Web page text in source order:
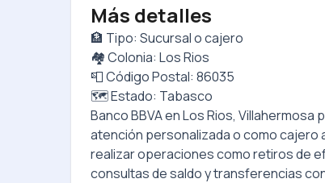
Más detalles
🏦 Tipo: Sucursal o cajero
🏘️ Colonia: Los Rios
📮 Código Postal: 86035
🗺️ Estado: Tabasco
Banco BBVAenLos Rios, Villahermosa
atención personalizada o como cajero
realizar operaciones como retiros de
consultas de saldo y transferencias